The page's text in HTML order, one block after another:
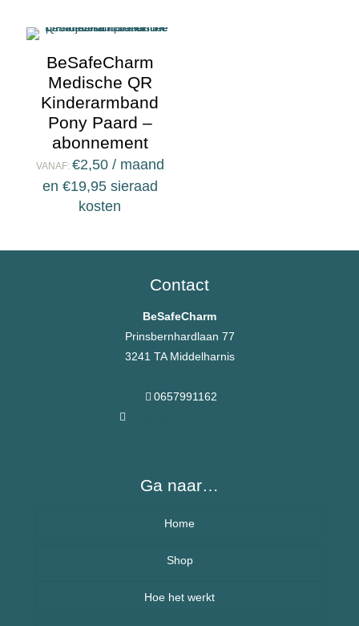
BeSafeCharm
Medische QR
Kinderarmband
Pony Paard –
abonnement
VANAF: €2,50 / maand
en €19,95sieraad
kosten
Contact
BeSafeCharm
Prinsbernhardlaan 77
3241 TA Middelharnis
0657991162
Ga naar…
Home
Over BeSafeCharm – ons verhaal
Shop
Armbanden
Hoe het werkt